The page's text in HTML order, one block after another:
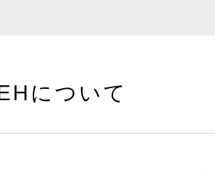
について